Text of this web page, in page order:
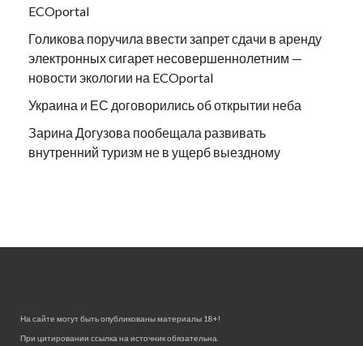
ECOportal
Голикова поручила ввести запрет сдачи в аренду
электронных сигарет несовершеннолетним —
новости экологии на ECOportal
Украина и ЕС договорились об открытии неба
Зарина Догузова пообещала развивать
внутренний туризм не в ущерб выездному
На сайте могут быть опубликованы материалы 18+!
При цитировании ссылка на источник обязательна.